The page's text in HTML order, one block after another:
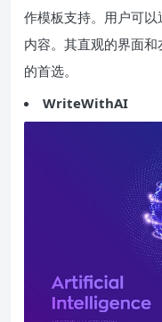
作模板支持。用户可
内容。其直观的界面
的首选。
WriteWithAI